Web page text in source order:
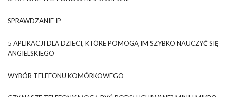
SPRAWDZANIE IP
5 APLIKACJI DLA DZIECI, KTÓRE POMOGĄ IM SZYBKO NAUCZYĆ SIĘ
ANGIELSKIEGO
WYBÓR TELEFONU KOMÓRKOWEGO